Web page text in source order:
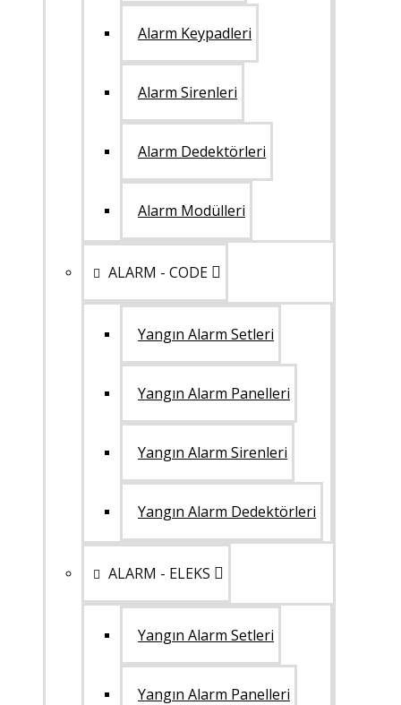
Alarm Keypadleri
Alarm Sirenleri
Alarm Dedektörleri
Alarm Modülleri
ALARM - CODE
Yangın Alarm Setleri
Yangın Alarm Panelleri
Yangın Alarm Sirenleri
Yangın Alarm Dedektörleri
ALARM - ELEKS
Yangın Alarm Setleri
Yangın Alarm Panelleri